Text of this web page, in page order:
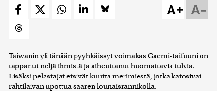
A–
A+
Taiwanin yli tänään pyyhkäissyt voimakas Gaemi-taifuuni on
tappanut neljä ihmistä ja aiheuttanut huomattavia tulvia.
Lisäksi pelastajat etsivät kuutta merimiestä, jotka katosivat
rahtilaivan upottua saaren lounaisrannikolla.